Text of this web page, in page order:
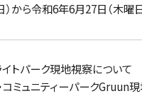
から令和6年6月27日（木曜日
トパーク現地視察について
ミュニティーパークGruun